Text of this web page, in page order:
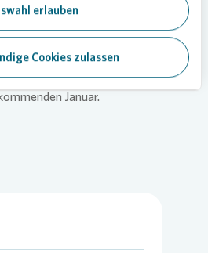
erlauben
Cookies zulassen
Möglichkeit einfließen zu
Peterhülseweh.
durchschnittlich 12 Euro pro
die Vermarktung beginnt
Januar.